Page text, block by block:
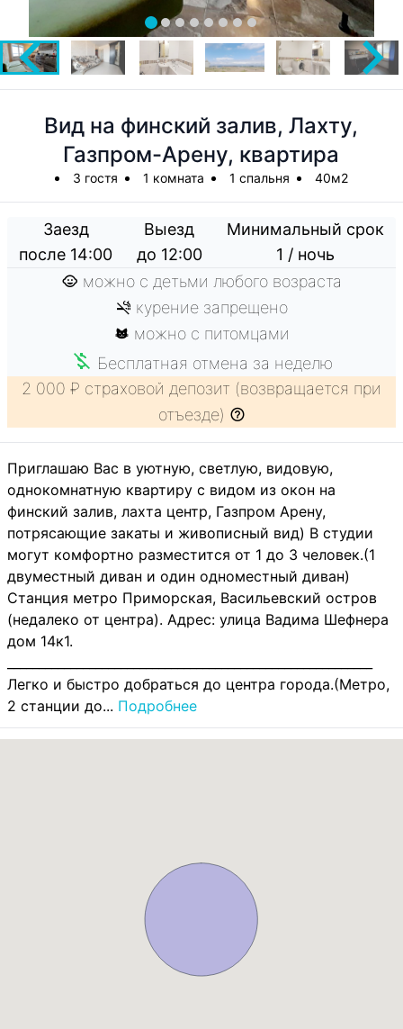
Вид на финский залив, Лахту,
Газпром-Арену, квартира
3 гостя 1 комната 1 спальня 40м2
Заезд
после 14:00
Выезд
до 12:00
Минимальный срок
1 / ночь
можно с детьми любого возраста
курение запрещено
можно с питомцами
Бесплатная отмена за неделю
2 000 ₽ страховой депозит (возвращается при
отъезде)
Приглашаю Вас в уютную, светлую, видовую,
однокомнатную квартиру с видом из окон на
финский залив, лахта центр, Газпром Арену,
потрясающие закаты и живописный вид) В студии
могут комфортно разместится от 1 до 3 человек.(1
двуместный диван и один одноместный диван)
Станция метро Приморская, Васильевский остров
(недалеко от центра). Адрес: улица Вадима Шефнера
дом 14к1.
Легко и быстро добраться до центра города.(Метро,
2 станции до... Подробнее